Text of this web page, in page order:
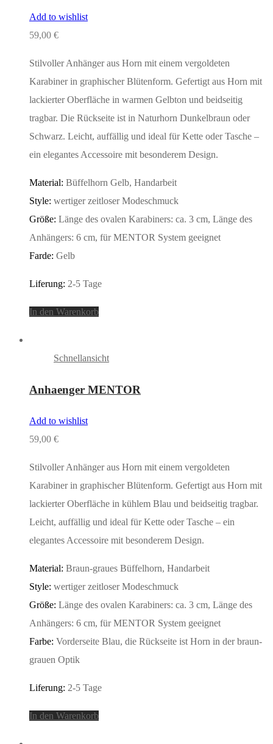
Add to wishlist
59,00 €
Stilvoller Anhänger aus Horn mit einem vergoldeten
Karabiner in graphischer Blütenform. Gefertigt aus Horn mit
lackierter Oberfläche in warmen Gelbton und beidseitig
tragbar. Die Rückseite ist in Naturhorn Dunkelbraun oder
Schwarz. Leicht, auffällig und ideal für Kette oder Tasche –
ein elegantes Accessoire mit besonderem Design.
Material: Büffelhorn Gelb, Handarbeit
Style: wertiger zeitloser Modeschmuck
Größe: Länge des ovalen Karabiners: ca. 3 cm, Länge des
Anhängers: 6 cm, für MENTOR System geeignet
Farde: Gelb
Liferung: 2-5 Tage
In den Warenkorb
Schnellansicht
Anhaenger MENTOR
Add to wishlist
59,00 €
Stilvoller Anhänger aus Horn mit einem vergoldeten
Karabiner in graphischer Blütenform. Gefertigt aus Horn mit
lackierter Oberfläche in kühlem Blau und beidseitig tragbar.
Leicht, auffällig und ideal für Kette oder Tasche – ein
elegantes Accessoire mit besonderem Design.
Material: Braun-graues Büffelhorn, Handarbeit
Style: wertiger zeitloser Modeschmuck
Größe: Länge des ovalen Karabiners: ca. 3 cm, Länge des
Anhängers: 6 cm, für MENTOR System geeignet
Farbe: Vorderseite Blau, die Rückseite ist Horn in der braun-
grauen Optik
Liferung: 2-5 Tage
In den Warenkorb